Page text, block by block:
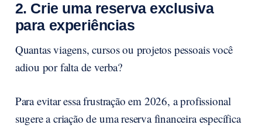
2. Crie uma reserva exclusiva
para experiências
Quantas viagens, cursos ou projetos pessoais você
adiou por falta de verba?
Para evitar essa frustração em 2026, a profissional
sugere a criação de uma reserva financeira específica